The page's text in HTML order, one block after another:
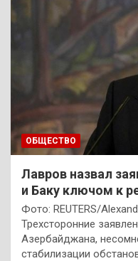
ОБЩЕСТВО
Лавров назвал
и Баку ключом к
Фото: REUTERS/
Трехсторонние
Азербайджана,
стабилизации